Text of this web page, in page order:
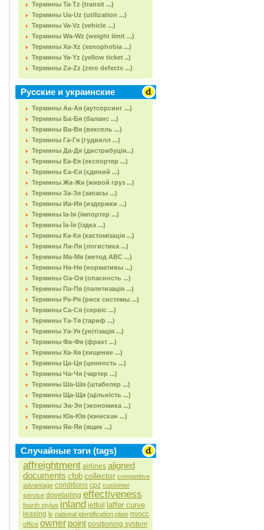
Термины Ta-Tz (transit ...)
Термины Ua-Uz (utilization ...)
Термины Va-Vz (vehicle ...)
Термины Wa-Wz (weight limit ...)
Термины Xa-Xz (xenophobia ...)
Термины Ya-Yz (yellow ticket ..)
Термины Za-Zz (zero defects ...)
Русские и украинские
Термины Аа-Ая (аутсорсинг ...)
Термины Ба-Бя (баланс ...)
Термины Ва-Вя (вексель ...)
Термины Га-Гя (гудвилл ...)
Термины Да-Дя (дистрибуція...)
Термины Еа-Ея (експортер ...)
Термины Єа-Єя (єдиний ...)
Термины Жа-Жя (живой груз ...)
Термины За-Зя (запасы ...)
Термины Иа-Ия (издержки ...)
Термины Іа-Ія (імпортер ...)
Термины Їа-Їя (їздка ...)
Термины Ка-Кя (кастомізація ...)
Термины Ла-Ля (логистика ...)
Термины Ма-Мя (метод АВС ...)
Термины На-Ня (нормативы ...)
Термины Оа-Оя (опасность ...)
Термины Па-Пя (палетизація ...)
Термины Ра-Ря (риск системы ...)
Термины Са-Ся (сервіс ...)
Термины Та-Тя (тариф ...)
Термины Уа-Уя (унітізація ...)
Термины Фа-Фя (фрахт ...)
Термины Ха-Хя (хищение ...)
Термины Ца-Ця (ценность ...)
Термины Ча-Чя (чартер ...)
Термины Ша-Шя (штабелер ...)
Термины Ща-Щя (щільність ...)
Термины Эа-Эя (экономика ...)
Термины Юа-Юя (юнискан ...)
Термины Яа-Яя (ящик ...)
Случайные тэги (tags)
affreightment airlines aligned
documents cfpb collector competitive
advantage conditions cpz customer
service dovetailing effectiveness
fourth stylus inland jetfoil laffer curve
leasing lv national identification plate nvocc
office owner point positioning system